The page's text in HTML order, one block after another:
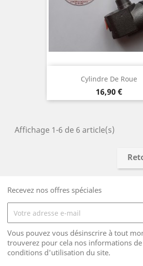
Cylindre De Roue
Prix
16,90 €
Affichage 1-6 de 6 article(s)
Recevez nos offres spéciales
Vous pouvez vous désinscrire à tout
trouverez pour cela nos informations
conditions d'utilisation du site.